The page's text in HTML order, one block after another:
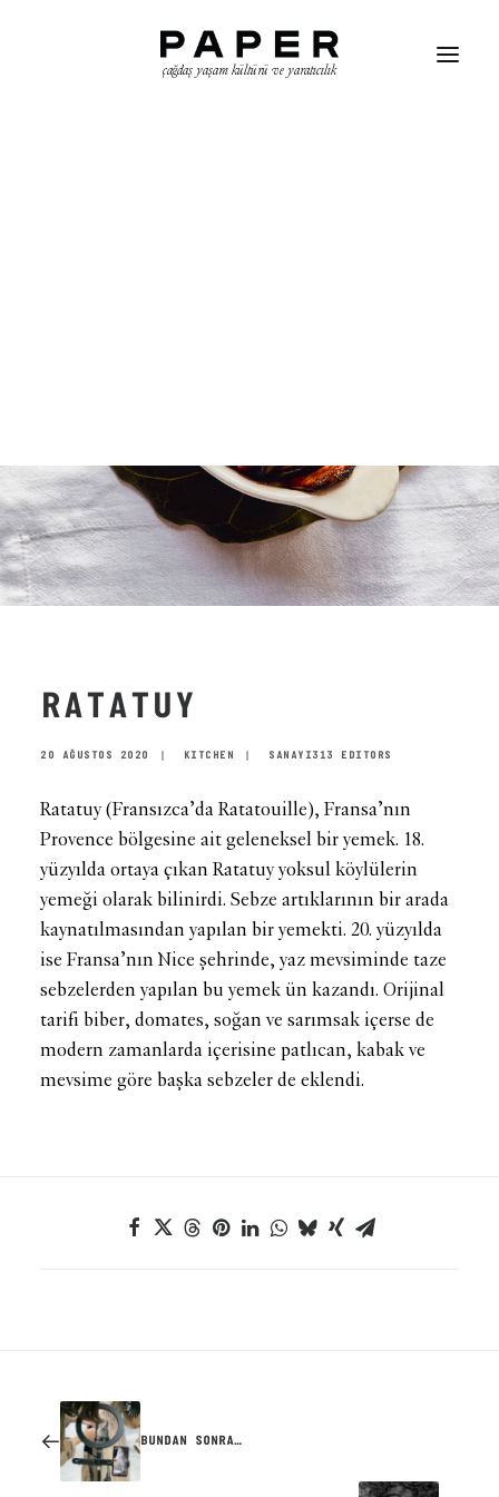
çağdaş yaşam kültürü ve yaratıcılık
RATATUY
20 AĞUSTOS 2020 KITCHEN SANAYI313 EDITORS
Ratatuy (Fransızca’da Ratatouille), Fransa’nın
Provence bölgesine ait geleneksel bir yemek. 18.
yüzyılda ortaya çıkan Ratatuy yoksul köylülerin
yemeği olarak bilinirdi. Sebze artıklarının bir arada
kaynatılmasından yapılan bir yemekti. 20. yüzyılda
ise Fransa’nın Nice şehrinde, yaz mevsiminde taze
sebzelerden yapılan bu yemek ün kazandı. Orijinal
tarifi biber, domates, soğan ve sarımsak içerse de
modern zamanlarda içerisine patlıcan, kabak ve
mevsime göre başka sebzeler de eklendi.
BUNDAN SONRA…